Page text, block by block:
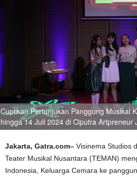
Cuplikan Pertunjukan Panggung Musikal
hingga 14 Juli 2024 di Ciputra Artpreneur
Jakarta, Gatra.com–Visinema Studios
Teater Musikal Nusantara (TEMAN)
Indonesia, Keluarga Cemara ke